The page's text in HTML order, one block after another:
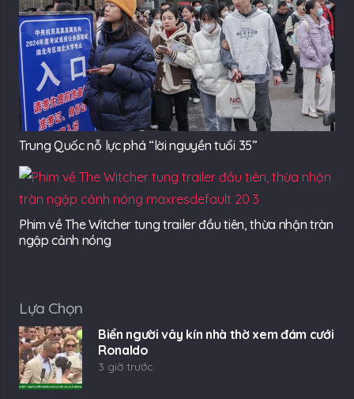
Trung Quốc nỗ lực phá “lời nguyền tuổi 35”
Phim về The Witcher tung trailer đầu tiên, thừa nhận tràn
ngập cảnh nóng
Lựa Chọn
Biển người vây kín nhà thờ xem đám cưới
Ronaldo
3 giờ trước